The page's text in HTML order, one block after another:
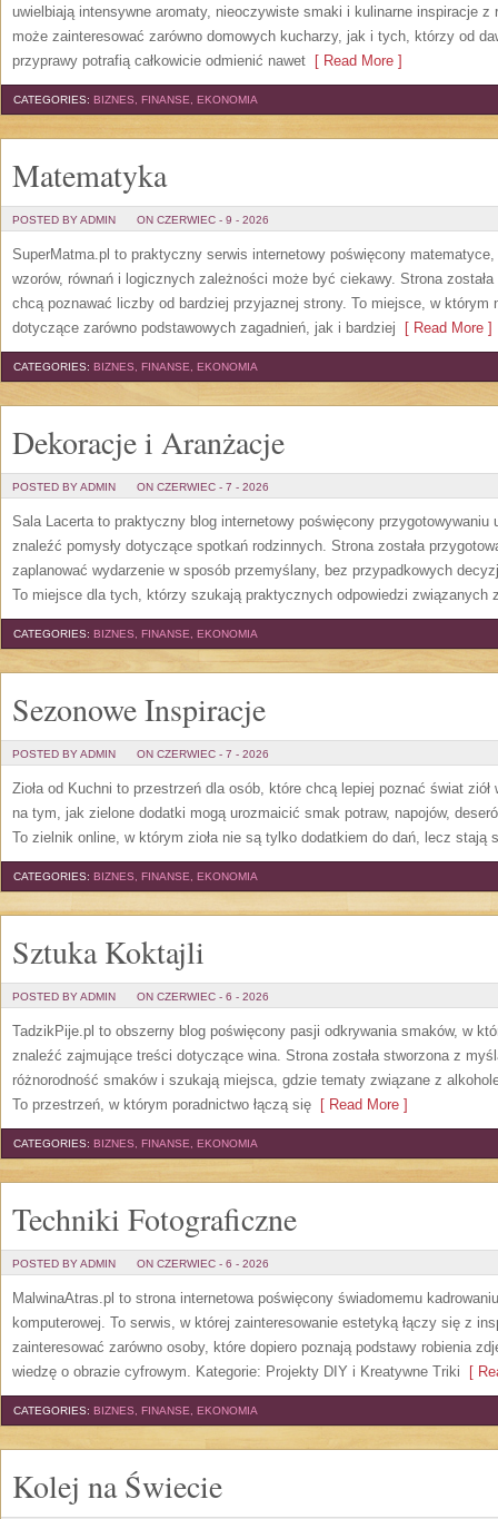
uwielbiają intensywne aromaty, nieoczywiste smaki i kulinarne inspiracje
może zainteresować zarówno domowych kucharzy, jak i tych, którzy od
przyprawy potrafią całkowicie odmienić nawet [ Read More ]
CATEGORIES: BIZNES, FINANSE, EKONOMIA
Matematyka
POSTED BY ADMIN ON CZERWIEC - 9 - 2026
SuperMatma.pl to praktyczny serwis internetowy poświęcony
wzorów, równań i logicznych zależności może być ciekawy. Strona
chcą poznawać liczby od bardziej przyjaznej strony. To miejsce, w którym
dotyczące zarówno podstawowych zagadnień, jak i bardziej [ Read More ]
CATEGORIES: BIZNES, FINANSE, EKONOMIA
Dekoracje i Aranżacje
POSTED BY ADMIN ON CZERWIEC - 7 - 2026
Sala Lacerta to praktyczny blog internetowy poświęcony
znaleźć pomysły dotyczące spotkań rodzinnych. Strona została
zaplanować wydarzenie w sposób przemyślany, bez przypadkowych
To miejsce dla tych, którzy szukają praktycznych odpowiedzi związanych
CATEGORIES: BIZNES, FINANSE, EKONOMIA
Sezonowe Inspiracje
POSTED BY ADMIN ON CZERWIEC - 7 - 2026
Zioła od Kuchni to przestrzeń dla osób, które chcą lepiej poznać świat
na tym, jak zielone dodatki mogą urozmaicić smak potraw, napojów,
To zielnik online, w którym zioła nie są tylko dodatkiem do dań, lecz stają
CATEGORIES: BIZNES, FINANSE, EKONOMIA
Sztuka Koktajli
POSTED BY ADMIN ON CZERWIEC - 6 - 2026
TadzikPije.pl to obszerny blog poświęcony pasji odkrywania smaków, w
znaleźć zajmujące treści dotyczące wina. Strona została stworzona z
różnorodność smaków i szukają miejsca, gdzie tematy związane z
To przestrzeń, w którym poradnictwo łączą się [ Read More ]
CATEGORIES: BIZNES, FINANSE, EKONOMIA
Techniki Fotograficzne
POSTED BY ADMIN ON CZERWIEC - 6 - 2026
MalwinaAtras.pl to strona internetowa poświęcony świadomemu
komputerowej. To serwis, w której zainteresowanie estetyką łączy się z
zainteresować zarówno osoby, które dopiero poznają podstawy robienia
wiedzę o obrazie cyfrowym. Kategorie: Projekty DIY i Kreatywne Triki [
CATEGORIES: BIZNES, FINANSE, EKONOMIA
Kolej na Świecie